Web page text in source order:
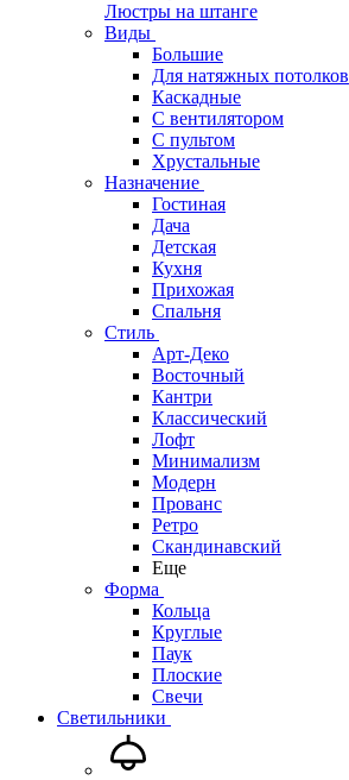
Люстры на штанге
Виды
Большие
Для натяжных потолков
Каскадные
С вентилятором
С пультом
Хрустальные
Назначение
Гостиная
Дача
Детская
Кухня
Прихожая
Спальня
Стиль
Арт-Деко
Восточный
Кантри
Классический
Лофт
Минимализм
Модерн
Прованс
Ретро
Скандинавский
Еще
Форма
Кольца
Круглые
Паук
Плоские
Свечи
Светильники